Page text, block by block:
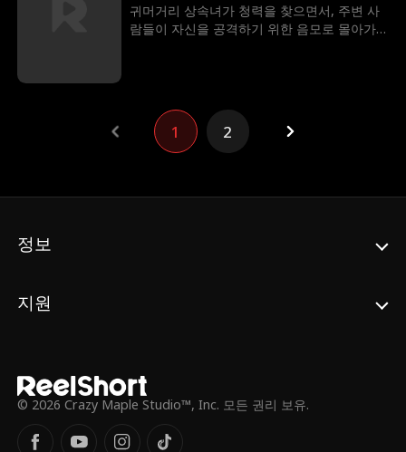
귀머거리 상속녀가 청력을 찾으면서, 주변 사
람들이 자신을 공격하기 위한 음모로 몰아가
은 척하며, 자신에게 잘못을 저지른 그들을 심
판하기 위해 배신의 거미줄을 조심스럽게 헤
쳐나가기 시작한다.
1 2
정보
지원
© 2026 Crazy Maple Studio™, Inc. 모든 권리 보유.